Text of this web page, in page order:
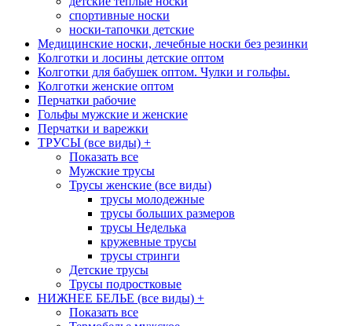
спортивные носки
носки-тапочки детские
Медицинские носки, лечебные носки без резинки
Колготки и лосины детские оптом
Колготки для бабушек оптом. Чулки и гольфы.
Колготки женские оптом
Перчатки рабочие
Гольфы мужские и женские
Перчатки и варежки
ТРУСЫ (все виды) +
Показать все
Мужские трусы
Трусы женские (все виды)
трусы молодежные
трусы больших размеров
трусы Неделька
кружевные трусы
трусы стринги
Детские трусы
Трусы подростковые
НИЖНЕЕ БЕЛЬЕ (все виды) +
Показать все